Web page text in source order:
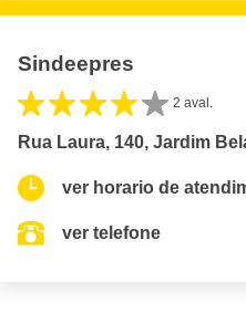
Sindeepres
2 aval.
Rua Laura, 140, Jardim
ver horario de
ver telefone